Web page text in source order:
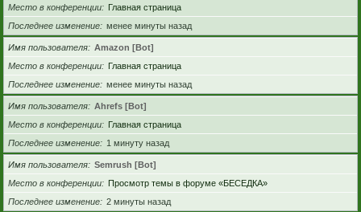
Место в конференции
Главная страница
Последнее изменение
менее минуты назад
Имя пользователя
Amazon [Bot]
Место в конференции
Главная страница
Последнее изменение
менее минуты назад
Имя пользователя
Ahrefs [Bot]
Место в конференции
Главная страница
Последнее изменение
1 минуту назад
Имя пользователя
Semrush [Bot]
Место в конференции
Просмотр темы в форуме «БЕСЕДКА»
Последнее изменение
2 минуты назад